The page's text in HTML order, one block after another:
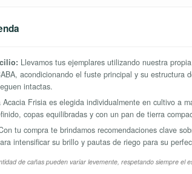
Llevamos tus ejemplares utilizando nuestra
acondicionando el fuste principal y su estructura
intactas.
Acacia Frisia es elegida individualmente en cultivo a
copas equilibradas y con un pan de tierra
tu compra te brindamos recomendaciones clave
intensificar su brillo y pautas de riego para su
de cañas pueden variar levemente, respetando siempre el